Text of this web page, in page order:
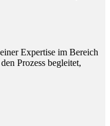
Expertise im Bereich
Prozess begleitet,